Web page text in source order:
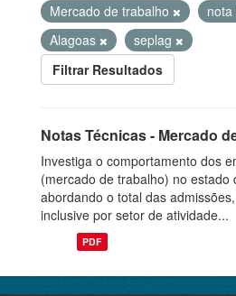
Mercado de trabalho
Alagoas
seplag
Filtrar Resultados
Notas Técnicas - Mercado
Investiga o comportamento dos
(mercado de trabalho) no estado
abordando o total das
inclusive por setor de atividade...
PDF